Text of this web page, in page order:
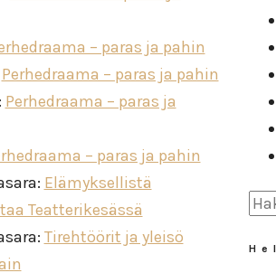
– paras ja pahin
Perhedraama – paras ja pahin
: Perhedraama – paras ja
– paras ja pahin
: Elämyksellistä
Teatterikesässä
: Tirehtöörit ja yleisö